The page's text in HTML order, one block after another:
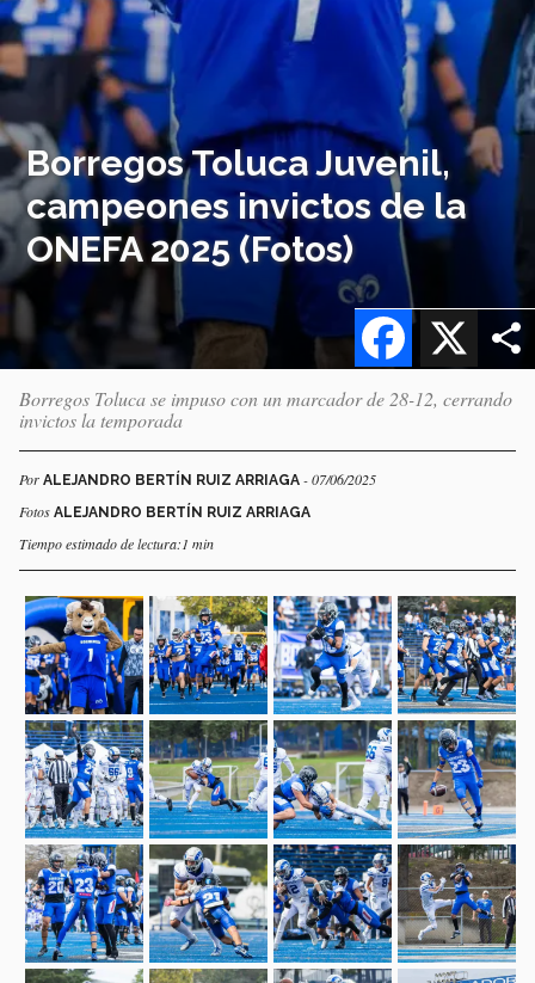
Borregos Toluca Juvenil,
campeones invictos de la
ONEFA 2025 (Fotos)
X
Facebook
Borregos Toluca se impuso con un marcador de 28-12, cerrando
invictos la temporada
Por ALEJANDRO BERTÍN RUIZ ARRIAGA - 07/06/2025
Fotos ALEJANDRO BERTÍN RUIZ ARRIAGA
Tiempo estimado de lectura:1 min